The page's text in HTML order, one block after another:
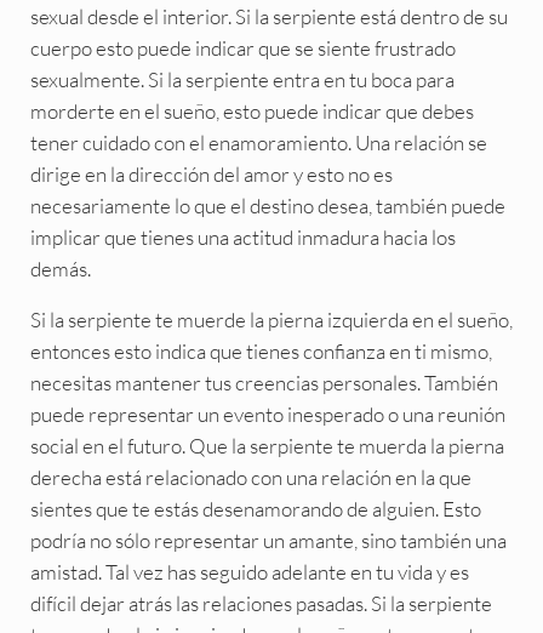
sexual desde el interior. Si la serpiente está dentro de su
cuerpo esto puede indicar que se siente frustrado
sexualmente. Si la serpiente entra en tu boca para
morderte en el sueño, esto puede indicar que debes
tener cuidado con el enamoramiento. Una relación se
dirige en la dirección del amor y esto no es
necesariamente lo que el destino desea, también puede
implicar que tienes una actitud inmadura hacia los
demás.
Si la serpiente te muerde la pierna izquierda en el sueño,
entonces esto indica que tienes confianza en ti mismo,
necesitas mantener tus creencias personales. También
puede representar un evento inesperado o una reunión
social en el futuro. Que la serpiente te muerda la pierna
derecha está relacionado con una relación en la que
sientes que te estás desenamorando de alguien. Esto
podría no sólo representar un amante, sino también una
amistad. Tal vez has seguido adelante en tu vida y es
difícil dejar atrás las relaciones pasadas. Si la serpiente